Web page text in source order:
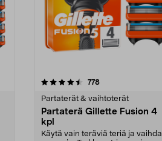
778arvostelut
Partaterät & vaihtoterät
Partaterä Gillette Fusion 4
kpl
Käytä vain teräviä teriä ja vaihda
4.5viidestä